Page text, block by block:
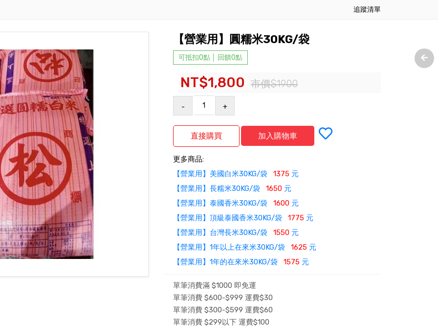
追蹤清單
【營業用】圓糯米30KG/袋
可抵扣0點 │ 回饋0點
NT$1,800 市價$1900
- +
更多商品:
【營業用】美國白米30KG/袋 1375 元
【營業用】長糯米30KG/袋 1650 元
【營業用】泰國香米30KG/袋 1600 元
【營業用】頂級泰國香米30KG/袋 1775 元
【營業用】台灣長米30KG/袋 1550 元
【營業用】1年以上在來米30KG/袋 1625 元
【營業用】1年的在來米30KG/袋 1575 元
單筆消費滿 $1000 即免運
單筆消費 $600-$999 運費$30
單筆消費 $300-$599 運費$60
單筆消費 $299以下 運費$100